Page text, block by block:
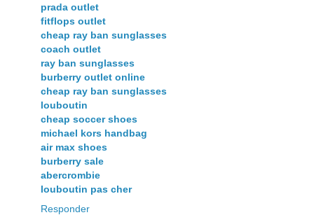
prada outlet
fitflops outlet
cheap ray ban sunglasses
coach outlet
ray ban sunglasses
burberry outlet online
cheap ray ban sunglasses
louboutin
cheap soccer shoes
michael kors handbag
air max shoes
burberry sale
abercrombie
louboutin pas cher
Responder